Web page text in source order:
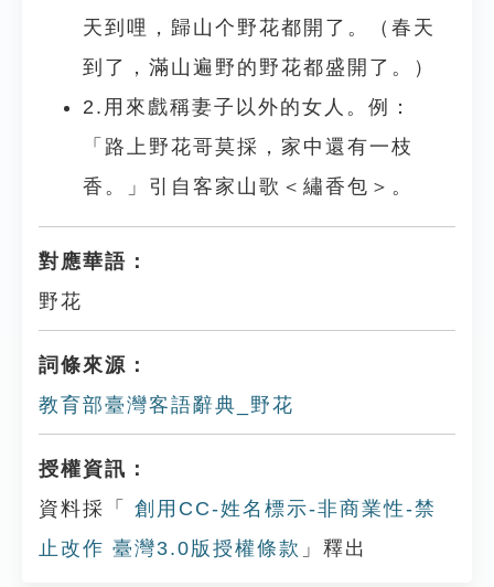
天到哩，歸山个野花都開了。（春天
到了，滿山遍野的野花都盛開了。）
2.用來戲稱妻子以外的女人。例：
「路上野花哥莫採，家中還有一枝
香。」引自客家山歌＜繡香包＞。
對應華語：
野花
詞條來源：
教育部臺灣客語辭典_野花
授權資訊：
資料採「
創用CC-姓名標示-非商業性-禁
止改作 臺灣3.0版授權條款 」釋出